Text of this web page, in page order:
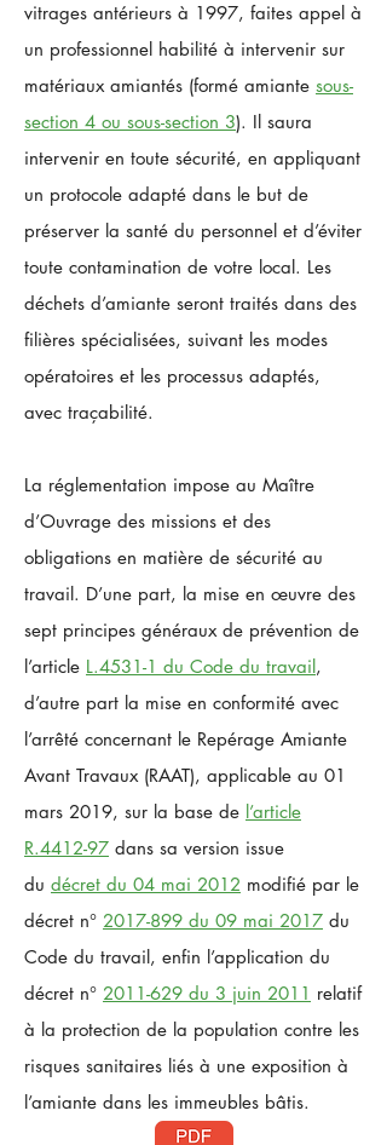
vitrages antérieurs à 1997, faites appel à
un professionnel habilité à intervenir sur
matériaux amiantés (formé amiante sous-
section 4 ou sous-section 3). Il saura
intervenir en toute sécurité, en appliquant
un protocole adapté dans le but de
préserver la santé du personnel et d’éviter
toute contamination de votre local. Les
déchets d’amiante seront traités dans des
filières spécialisées, suivant les modes
opératoires et les processus adaptés,
avec traçabilité.
La réglementation impose au Maître
d’Ouvrage des missions et des
obligations en matière de sécurité au
travail. D’une part, la mise en œuvre des
sept principes généraux de prévention de
l’article L.4531-1 du Code du travail,
d’autre part la mise en conformité avec
l’arrêté concernant le Repérage Amiante
Avant Travaux (RAAT), applicable au 01
mars 2019, sur la base de l’article
R.4412-97 dans sa version issue
du décret du 04 mai 2012 modifié par le
décret n° 2017-899 du 09 mai 2017 du
Code du travail, enfin l’application du
décret n° 2011-629 du 3 juin 2011 relatif
à la protection de la population contre les
risques sanitaires liés à une exposition à
l’amiante dans les immeubles bâtis.